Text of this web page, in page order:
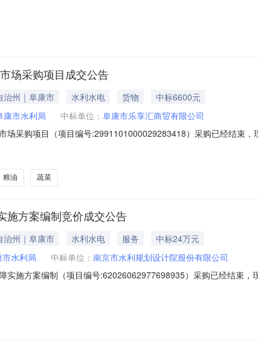
八、联系方式1、采购人名称：阜康市水利局联系人：刘迪联系电
场采购项目成交公告
治州｜阜康市 水利水电 货物
中标6600元
康市水利局 中标单位： 阜康市乐享汇商贸有限公司
场采购项目（项目编号:2991101000029283418）采购已经结束
自治区昌吉回族自治州阜康市报价起止时间:-二、采购单位信息
粮油 蔬菜
施方案编制竞价成交公告
治州｜阜康市 水利水电 服务
中标24万元
水利局 中标单位： 南京市水利规划设计院股份有限公司
实施方案编制（项目编号:62026062977698935）采购已经结束
07-0220:00二、采购单位信息采购单位名称：阜康市水利局采购